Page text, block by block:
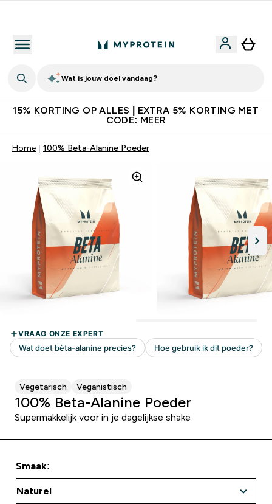
Wat is jouw doel vandaag?
15% KORTING OP ALLES | EXTRA 5% KORTING MET
CODE: MEER
Home 100% Beta-Alanine Poeder
Vegetarisch Veganistisch
100% Beta-Alanine Poeder
Supermakkelijk voor in je dagelijkse shake
Smaak: